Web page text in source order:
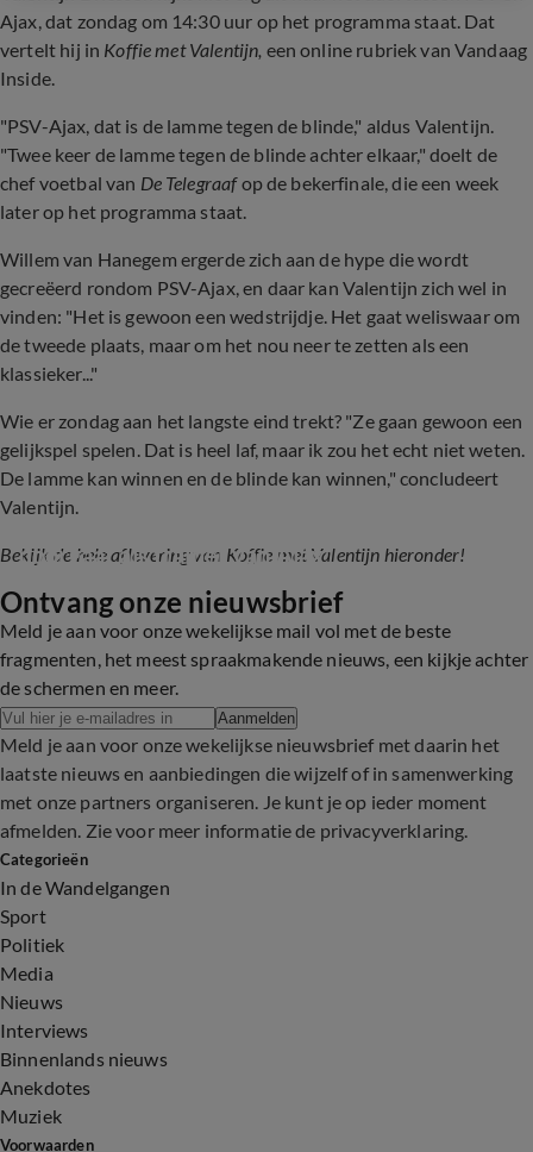
Ajax, dat zondag om 14:30 uur op het programma staat. Dat
vertelt hij in Koffie met Valentijn, een online rubriek van Vandaag
Inside.
"PSV-Ajax, dat is de lamme tegen de blinde," aldus Valentijn.
"Twee keer de lamme tegen de blinde achter elkaar," doelt de
chef voetbal van De Telegraafop de bekerfinale, die een week
later op het programma staat.
Willem van Hanegem ergerde zich aan de hype die wordt
gecreëerd rondom PSV-Ajax, en daar kan Valentijn zich wel in
vinden: "Het is gewoon een wedstrijdje. Het gaat weliswaar om
de tweede plaats, maar om het nou neer te zetten als een
klassieker..."
Wie er zondag aan het langste eind trekt? "Ze gaan gewoon een
gelijkspel spelen. Dat is heel laf, maar ik zou het echt niet weten.
De lamme kan winnen en de blinde kan winnen," concludeert
Valentijn.
Bekijk de hele aflevering van Koffie met Valentijn hieronder!
22:19
Koffie met Valentijn: ‘Heitinga weet dat hij
doorgaat als trainer van Ajax’
Ontvang onze nieuwsbrief
Meld je aan voor onze wekelijkse mail vol met de beste
fragmenten, het meest spraakmakende nieuws, een kijkje achter
de schermen en meer.
Aanmelden
Meld je aan voor onze wekelijkse nieuwsbrief met daarin het
laatste nieuws en aanbiedingen die wijzelf of in samenwerking
met onze partners organiseren. Je kunt je op ieder moment
afmelden. Zie voor meer informatie de privacyverklaring.
Categorieën
In de Wandelgangen
Sport
Politiek
Media
Nieuws
Interviews
Binnenlands nieuws
Anekdotes
Muziek
Voorwaarden